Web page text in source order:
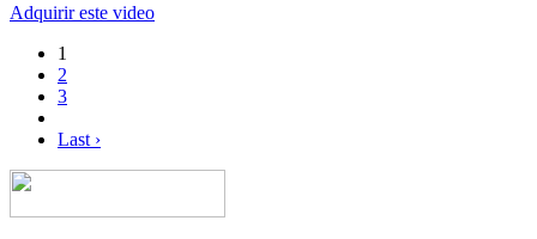
Adquirir este video
1
2
3
Last ›